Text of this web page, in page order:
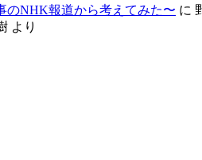
のNHK報道から考えてみた〜 に
より